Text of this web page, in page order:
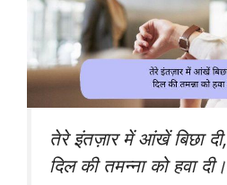
तेरे इंतज़ार में आंखें बिछा दी,
दिल की तमन्ना को हवा दी।